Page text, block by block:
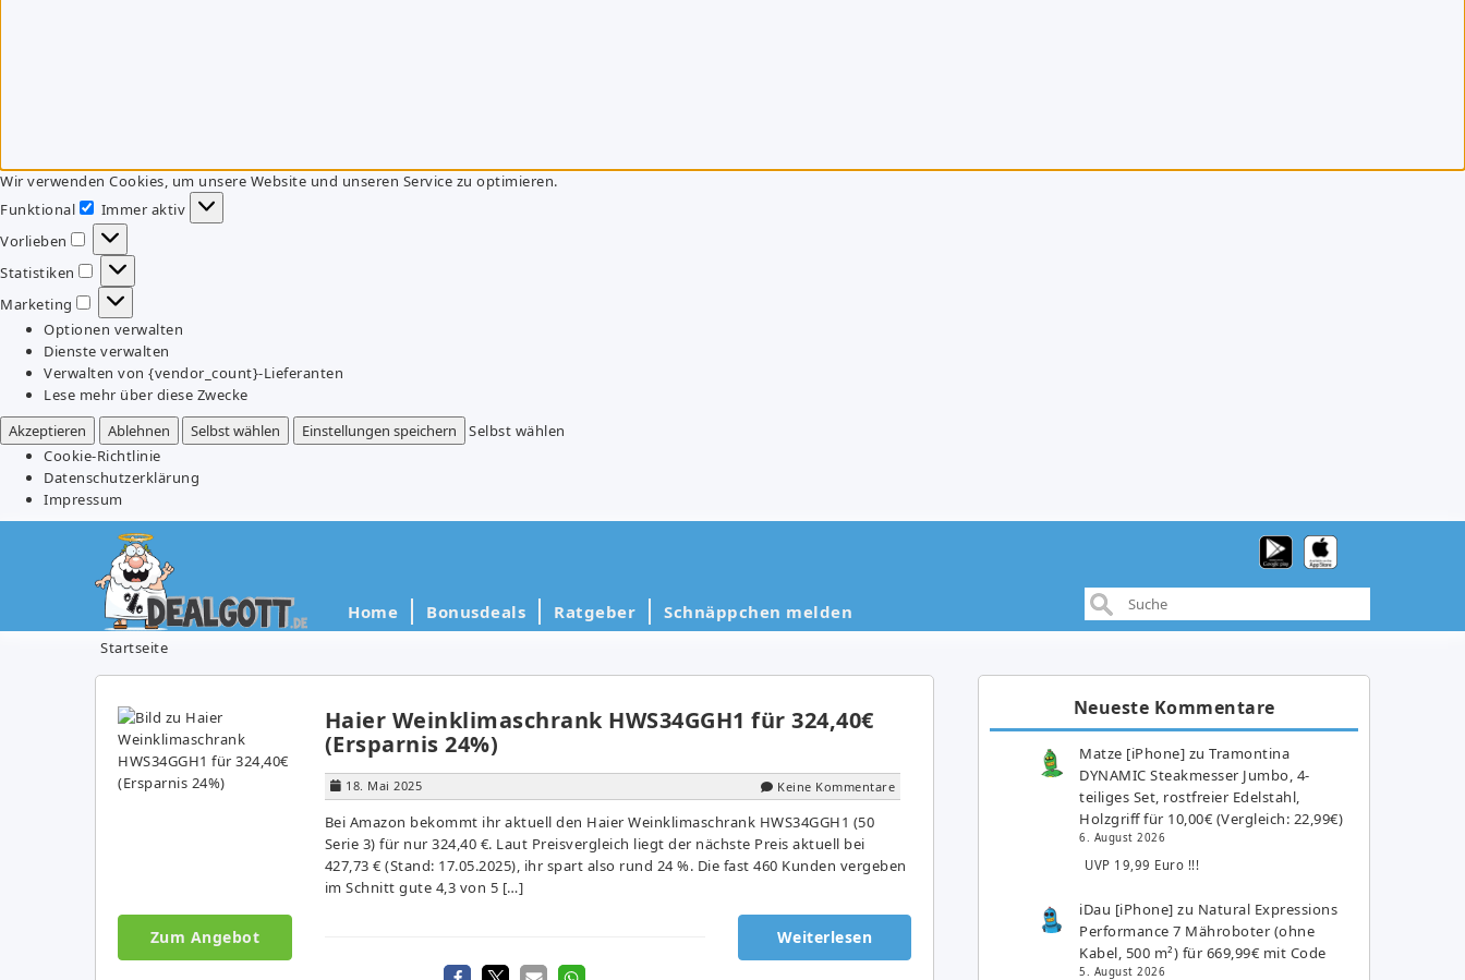
Wir verwenden Cookies, um unsere Website und unseren Service zu optimieren.
Funktional
Funktional
Immer aktiv
Vorlieben
Vorlieben
Statistiken
Statistiken
Marketing
Marketing
Optionen verwalten
Dienste verwalten
Verwalten von {vendor_count}-Lieferanten
Lese mehr über diese Zwecke
Akzeptieren
Ablehnen Selbst wählen Einstellungen speichern
Selbst wählen
Cookie-Richtlinie
Datenschutzerklärung
Impressum
Home Bonusdeals Ratgeber Schnäppchen melden
Startseite
Haier Weinklimaschrank HWS34GGH1 für 324,40€
(Ersparnis 24%)
18. Mai 2025 Keine Kommentare
Bei Amazon bekommt ihr aktuell den Haier Weinklimaschrank HWS34GGH1 (50
Serie 3) für nur 324,40 €. Laut Preisvergleich liegt der nächste Preis aktuell bei
427,73 € (Stand: 17.05.2025), ihr spart also rund 24 %. Die fast 460 Kunden vergeben
im Schnitt gute 4,3 von 5 […]
Zum Angebot Weiterlesen
Neueste Kommentare
Matze [iPhone] zuTramontina
DYNAMIC Steakmesser Jumbo, 4-
teiliges Set, rostfreier Edelstahl,
Holzgriff für 10,00€ (Vergleich: 22,99€)
6. August 2026
UVP 19,99 Euro !!!
iDau [iPhone] zu Natural Expressions
Performance 7 Mähroboter (ohne
Kabel, 500 m²) für 669,99€ mit Code
5. August 2026